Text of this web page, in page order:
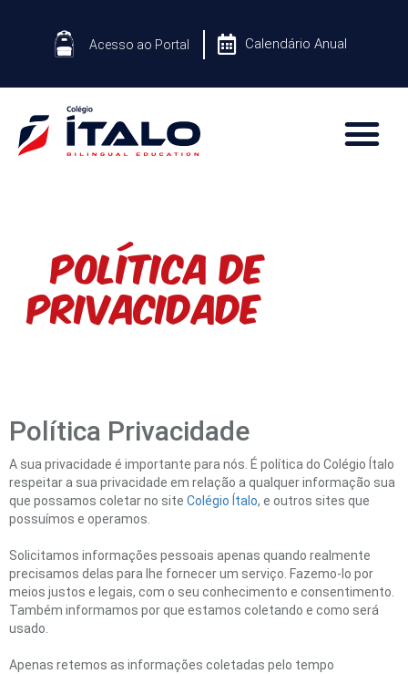
Acesso ao Portal Calendário Anual
POLÍTICA DE
PRIVACIDADE
Política Privacidade
A sua privacidade é importante para nós. É política do Colégio Ítalo
respeitar a sua privacidade em relação a qualquer informação sua
que possamos coletar no site Colégio Ítalo, e outros sites que
possuímos e operamos.
Solicitamos informações pessoais apenas quando realmente
precisamos delas para lhe fornecer um serviço. Fazemo-lo por
meios justos e legais, com o seu conhecimento e consentimento.
Também informamos por que estamos coletando e como será
usado.
Apenas retemos as informações coletadas pelo tempo